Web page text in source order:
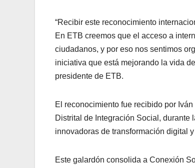
“Recibir este reconocimiento
En ETB creemos que el acceso a
ciudadanos, y por eso nos sentimos
iniciativa que está mejorando la vida
presidente de ETB.
El reconocimiento fue recibido por
Distrital de Integración Social,
innovadoras de transformación digital
Este galardón consolida a Conexión